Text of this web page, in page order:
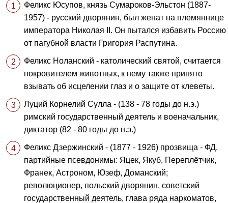
Феликс Юсупов, князь Сумароков-Эльстон (1887-
1957) - русский дворянин, был женат на племяннице
императора Николая II. Он пытался избавить Россию
от пагубной власти Григория Распутина.
Феликс Ноланский - католический святой, считается
покровителем животных, к нему также принято
взывать об исцелении глаз и о защите от клеветы.
Луций Корнелий Сулла - (138 - 78 годы до н.э.)
римский государственный деятель и военачальник,
диктатор (82 - 80 годы до н.э.)
Феликс Дзержинский - (1877 - 1926) прозвища - ФД,
партийные псевдонимы: Яцек, Якуб, Переплётчик,
Франек, Астроном, Юзеф, Доманский;
революционер, польский дворянин, советский
государственный деятель, глава ряда наркоматов,